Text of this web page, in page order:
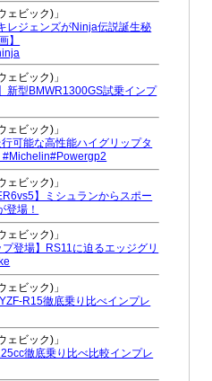
ビック)」
レジェンズがNinja伝説誕生秘
】
ビック)」
新型BMWR1300GS試乗インプ
ビック)」
可能な高性能ハイグリップタ
#Michelin#Powergp2
ビック)」
】ミシュランからスポー
登場！
ビック)」
登場】RS11に迫るエッジグリ
ビック)」
R15徹底乗り比べインプレ
ビック)」
徹底乗り比べ比較インプレ